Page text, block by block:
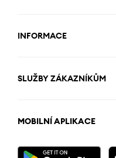
INFORMACE
SLUŽBY ZÁKAZNÍKŮM
MOBILNÍ APLIKACE